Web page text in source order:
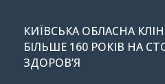
КИЇВСЬКА ОБЛАСНА
БІЛЬШЕ 160 РОКІВ НА
ЗДОРОВ’Я